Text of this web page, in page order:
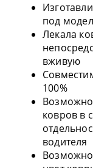
под
Лекала
вживую
100%
Возможно
ковров в
водителя